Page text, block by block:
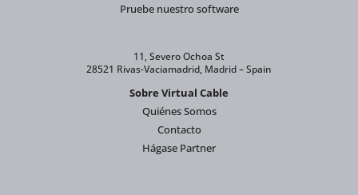
Pruebe nuestro software
11, Severo Ochoa St
28521 Rivas-Vaciamadrid, Madrid – Spain
Sobre Virtual Cable
Quiénes Somos
Contacto
Hágase Partner